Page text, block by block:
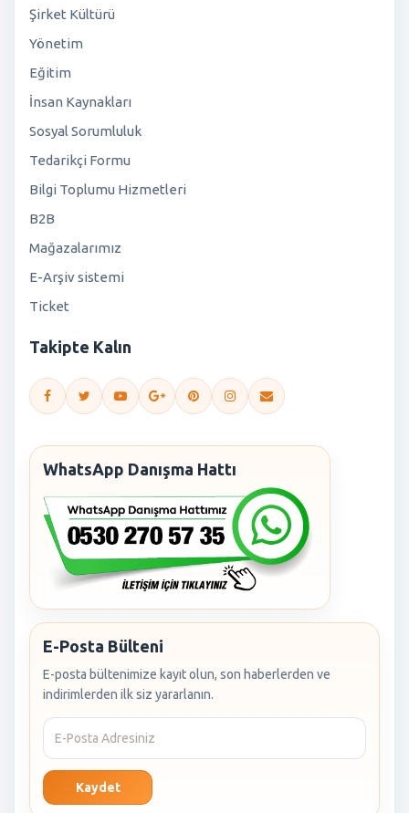
Şirket Kültürü
Yönetim
Eğitim
İnsan Kaynakları
Sosyal Sorumluluk
Tedarikçi Formu
Bilgi Toplumu Hizmetleri
B2B
Mağazalarımız
E-Arşiv sistemi
Ticket
Takipte Kalın
WhatsApp Danışma Hattı
E-Posta Bülteni
E-posta bültenimize kayıt olun, son haberlerden ve
indirimlerden ilk siz yararlanın.
Kaydet